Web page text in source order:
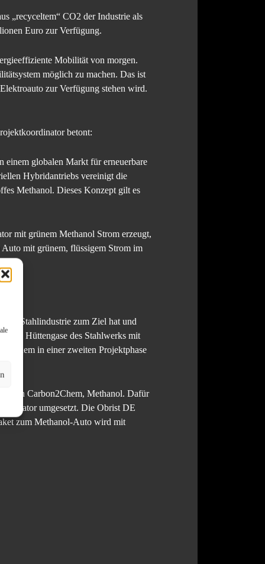
„recyceltem“ CO2 der Industrie als
Euro zur Verfügung.
Mobilität von morgen.
möglich zu machen. Das ist
zur Verfügung stehen wird.
betont:
einem globalen Markt für erneuerbare
Hybridantriebs vereinigt die
Methanol. Dieses Konzept gilt es
mit grünem Methanol Strom erzeugt,
mit grünem, flüssigem Strom im
Stahlindustrie zum Ziel hat und
Hüttengase des Stahlwerks mit
in einer zweiten Projektphase
von Carbon2Chem, Methanol. Dafür
umgesetzt. Die Obrist DE
zum Methanol-Auto wird mit